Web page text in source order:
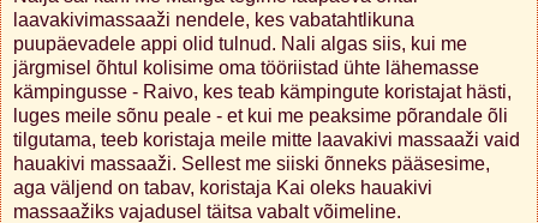
laavakivimassaaži nendele, kes vabatahtlikuna
puupäevadele appi olid tulnud. Nali algas siis, kui me
järgmisel õhtul kolisime oma tööriistad ühte lähemasse
kämpingusse - Raivo, kes teab kämpingute koristajat hästi,
luges meile sõnu peale - et kui me peaksime põrandale õli
tilgutama, teeb koristaja meile mitte laavakivi massaaži vaid
hauakivi massaaži. Sellest me siiski õnneks pääsesime,
aga väljend on tabav, koristaja Kai oleks hauakivi
massaažiks vajadusel täitsa vabalt võimeline.